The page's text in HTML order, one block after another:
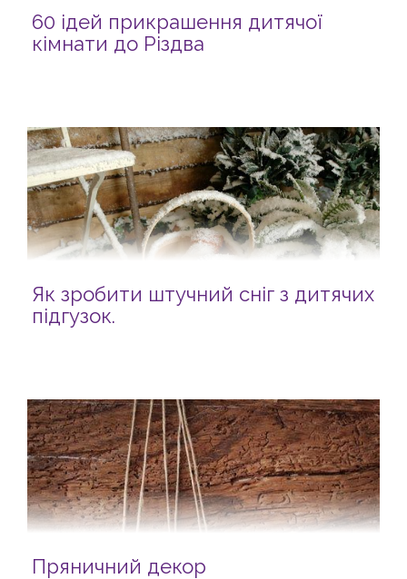
60 ідей прикрашення дитячої
кімнати до Різдва
Як зробити штучний сніг з дитячих
підгузок.
Пряничний декор